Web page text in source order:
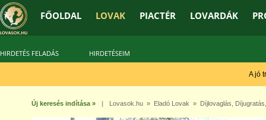
FŐOLDAL LOVAK PIACTÉR LOVARDÁK
HIRDETÉS FELADÁS HIRDETÉSEIM
A jó
Új keresés indítása » | Lovasok.hu» Eladó Lovak » Díjlovaglás Díjugratás